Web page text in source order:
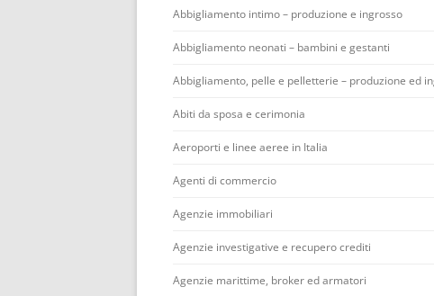
Abbigliamento intimo – produzione e ingrosso
Abbigliamento neonati – bambini e gestanti
Abbigliamento, pelle e pelletterie – produzione ed
Abiti da sposa e cerimonia
Aeroporti e linee aeree in Italia
Agenti di commercio
Agenzie immobiliari
Agenzie investigative e recupero crediti
Agenzie marittime, broker ed armatori